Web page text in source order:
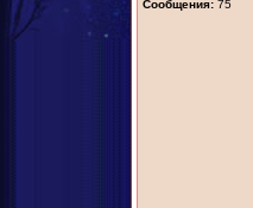
Сообщения: 75